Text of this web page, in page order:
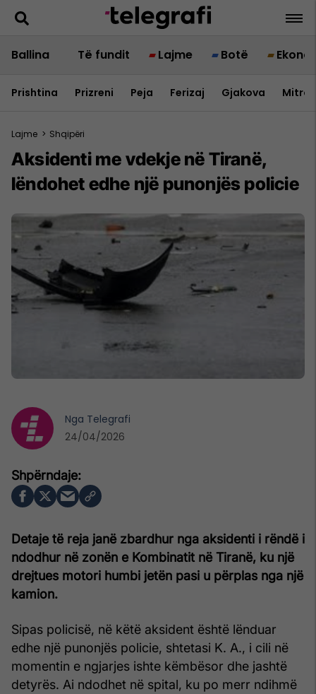
Ballina Të fundit Lajme Botë
Prishtina Prizreni Peja Ferizaj Gjakova
Lajme > Shqipëri
Aksidenti me vdekje në Tiranë,
lëndohet edhe një punonjës policie
Detaje të reja janë zbardhur nga aksidenti i rëndë i
ndodhur në zonën e Kombinatit në Tiranë, ku një
drejtues motori humbi jetën pasi u përplas nga një
kamion.
Sipas policisë, në këtë aksident është lënduar
edhe një punonjës policie, shtetasi K. A., i cili në
momentin e ngjarjes ishte këmbësor dhe jashtë
detyrës. Ai ndodhet në spital, ku po merr ndihmë
Nga Telegrafi
24/04/2026